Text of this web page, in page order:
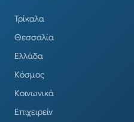
Τρίκαλα
Θεσσαλία
Ελλάδα
Κόσμος
Κοινωνικά
Επιχειρείν